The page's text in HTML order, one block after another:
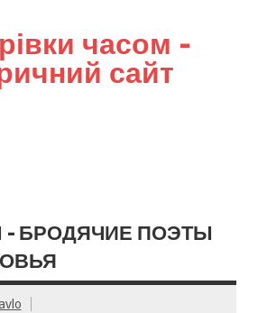
часом –
сайт
БРОДЯЧИЕ ПОЭТЫ